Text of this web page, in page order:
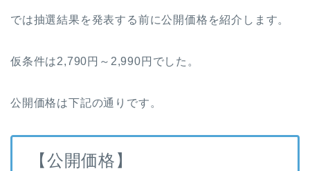
では抽選結果を発表する前に公開価格を紹介します。
仮条件は2,790円～2,990円でした。
公開価格は下記の通りです。
【公開価格】